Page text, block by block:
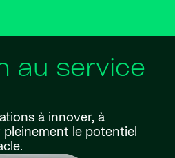
au service
à innover, à
le potentiel